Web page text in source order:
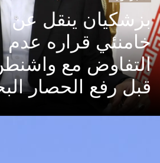
بزشكيان ينقل عن
خامنئي قراره عدم
التفاوض مع
قبل رفع الحصار